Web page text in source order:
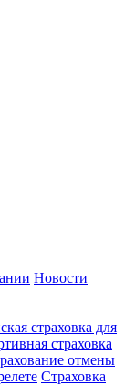
Новости
страховка для
страховка
отмены
Страховка